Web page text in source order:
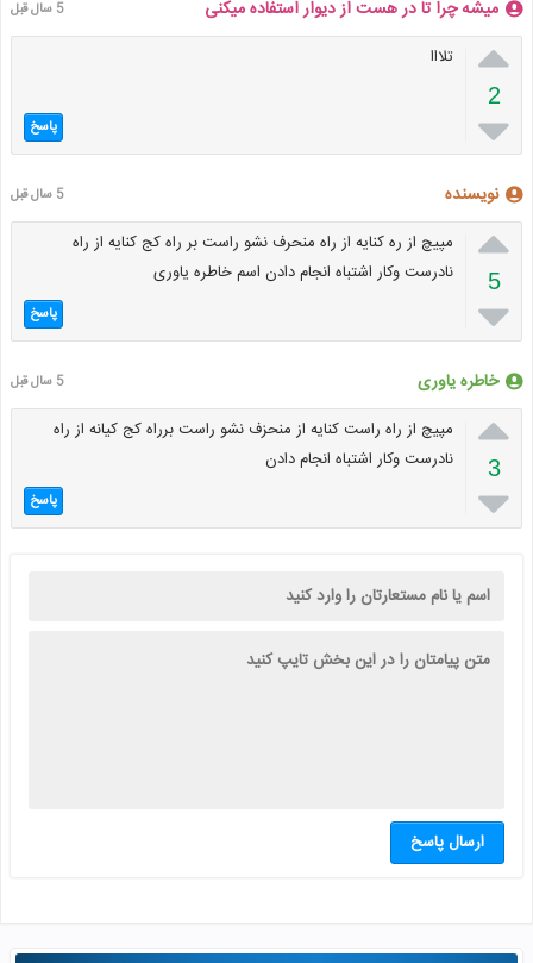
میشه چرا تا در هست از دیوار استفاده میکنی 5 سال قبل

2

تلااا
پاسخ
نویسنده 5 سال قبل

5

مپیچ از ره کنایه از راه منحرف نشو راست بر راه کج کنایه از راه
نادرست وکار اشتباه انجام دادن اسم خاطره یاوری
پاسخ
خاطره یاوری 5 سال قبل

3

مپیچ از راه راست کنایه از منحزف نشو راست برراه کج کیانه از راه
نادرست وکار اشتباه انجام دادن
پاسخ
ارسال پاسخ